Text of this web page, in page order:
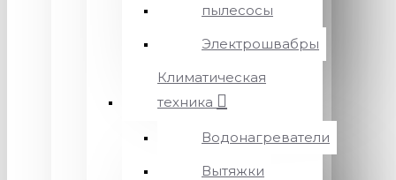
пылесосы
Электрошвабры
Климатическая
техника
Водонагреватели
Вытяжки